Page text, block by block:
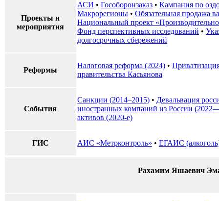
Проекты и
мероприятия
АСИ • Гособоронзаказ • Кампания по
Макрорегионы • Обязательная продажа
Национальный проект
Фонд перспективных исследований •
долгосрочных сбережений
Реформы
Налоговая реформа (2024) •
правительства Касьянова
События
Санкции (2014–2015) • Девальвация
иностранных компаний из России
активов (2020-е)
ГИС АИС «Метрконтроль» • ЕГАИС
Рахамим Яшаевич